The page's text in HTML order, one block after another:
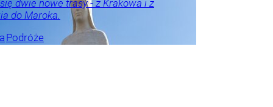
dwie nowe trasy - z Krakowa i z
do Maroka.
Podróże